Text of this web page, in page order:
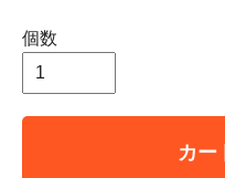
個数
カー